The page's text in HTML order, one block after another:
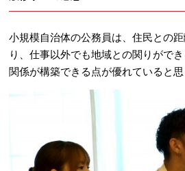
小規模自治体の公務員は、住民との
り、仕事以外でも地域との関りがで
関係が構築できる点が優れていると思